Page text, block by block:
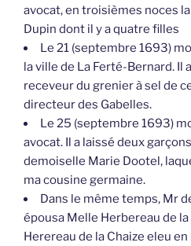
avocat, en troisièmes noces
Dupin dont il y a quatre filles
Le 21 (septembre 1693)
la ville de La Ferté-Bernard. Il
receveur du grenier à sel de
directeur des Gabelles.
Le 25 (septembre 1693)
avocat. Il a laissé deux
demoiselle Marie Dootel,
ma cousine germaine.
Dans le même temps, Mr
épousa Melle Herbereau de
Herereau de la Chaize eleu